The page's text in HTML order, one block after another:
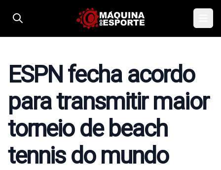
ESPN fecha acordo
para transmitir maior
torneio de beach
tennis do mundo